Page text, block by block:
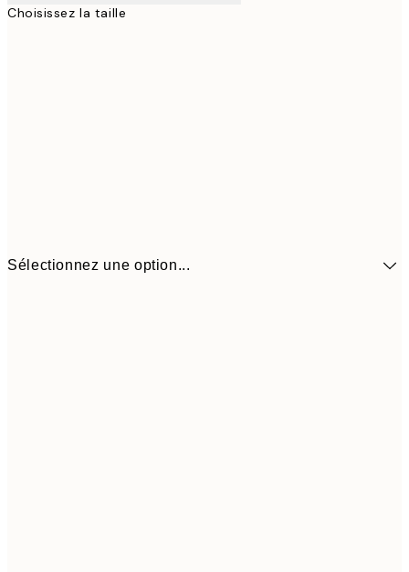
Choisissez la taille
Sélectionnez une option...